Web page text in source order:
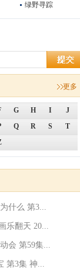
绿野寻踪
更多
G H I
J
Q R S
T
什么 第3...
乐翻天 20...
会 第59集...
第3集 神...